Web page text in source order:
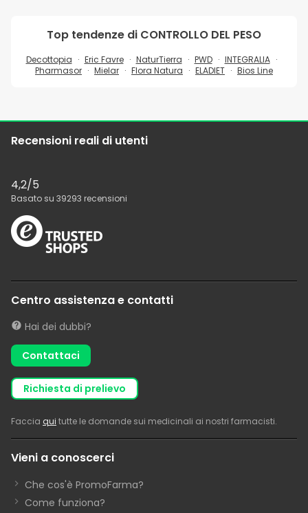
Top tendenze di CONTROLLO DEL PESO
Decottopia Eric Favre NaturTierra PWD
INTEGRALIA
Pharmasor
Mielar Flora Natura ELADIET Bios Line
Recensioni reali di utenti
4,2/5
Basato su 39293 recensioni
Centro assistenza e contatti
Hai dei dubbi?
Contattaci
richiesta di prelievo
Faccia qui tutte le domande sui medicinali ai nostri farmacisti.
Vieni a conoscerci
Che cos'è PromoFarma?
Come funziona?